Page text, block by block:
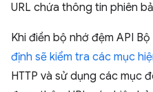
URL chứa thông tin phiên
Khi điền bộ nhớ đệm API
định sẽ kiểm tra các mục
HTTP và sử dụng các mục